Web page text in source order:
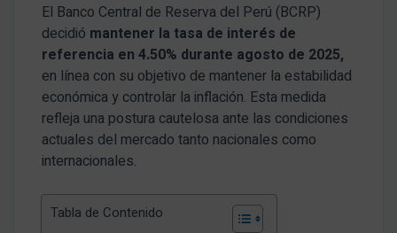
El Banco Central de Reserva del Perú (BCRP)
decidió mantener la tasa de interés de
referencia en 4.50% durante agosto de 2025,
en línea con su objetivo de mantener la estabilidad
económica y controlar la inflación. Esta medida
refleja una postura cautelosa ante las condiciones
actuales del mercado tanto nacionales como
internacionales.
Tabla de Contenido